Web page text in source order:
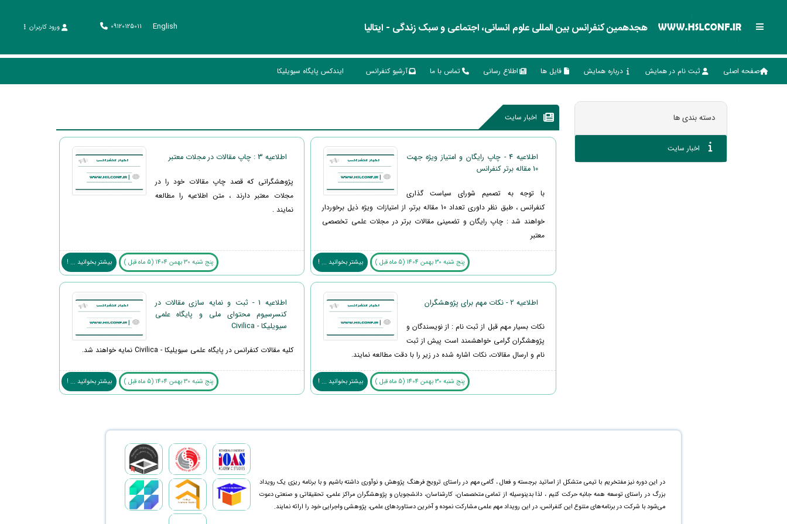
هجدهمین کنفرانس بین المللی علوم انسانی، اجتماعی و سبک زندگی - ایتالیا English
09120125011 ورود کاربران
صفحه اصلی ثبت نام در همایش درباره همایش فایل ها اطلاع رسانی تماس با ما آرشیو کنفرانس ایندکس پایگاه سیویلیکا
دسته بندی ها
اخبار سایت
اخبار سایت
اطلاعیه 4 - چاپ رایگان و امتیاز ویژه جهت
10 مقاله برتر کنفرانس
با توجه به تصمیم شورای سیاست گذاری
کنفرانس ، طبق نظر داوری تعداد 10 مقاله برتر، از امتیازات ویژه ذیل برخوردار
خواهند شد : چاپ رایگان و تضمینی مقالات برتر در مجلات علمی تخصصی
معتبر
پنج شنبه 30 بهمن 1404 (5 ماه قبل ) بیشتر بخوانید ... !
اطلاعیه 3 : چاپ مقالات در مجلات معتبر
پژوهشگرانی که قصد چاپ مقالات خود را در
مجلات معتبر دارند ، متن اطلاعیه را مطالعه
نمایند .
پنج شنبه 30 بهمن 1404 (5 ماه قبل ) بیشتر بخوانید ... !
اطلاعیه 2 - نکات مهم برای پژوهشگران
نکات بسیار مهم قبل از ثبت نام : از نویسندگان و
پژوهشگران گرامی خواهشمند است پیش از ثبت
نام و ارسال مقالات، نکات اشاره شده در زیر را با دقت مطالعه نمایند.
پنج شنبه 30 بهمن 1404 (5 ماه قبل ) بیشتر بخوانید ... !
اطلاعیه 1 - ثبت و نمایه سازی مقالات در
کنسرسیوم محتوای ملی و پایگاه علمی
سیویلیکا - Civilica
کلیه مقالات کنفرانس در پایگاه علمی سیویلیکا - Civilica نمایه خواهند شد.
پنج شنبه 30 بهمن 1404 (5 ماه قبل ) بیشتر بخوانید ... !
در این دوره نیز مفتخریم با تیمی متشکل از اساتید برجسته و فعال ، گامی مهم در راستای ترویج فرهنگ پژوهش و نوآوری داشته باشیم و با برنامه ریزی یک رویداد
بزرگ در راستای توسعه همه جانبه حرکت کنیم ، لذا بدینوسیله از تمامی متخصصان، کارشناسان، دانشجویان و پژوهشگران مراکز علمی، تحقیقاتی و صنعتی دعوت
می‌شود با شرکت در برنامه‌های متنوع این کنفرانس، در این رویداد مهم علمی مشارکت نموده و آخرین دستاورد‌های علمی، پژوهشی واجرایی خود را ارائه نمایند.